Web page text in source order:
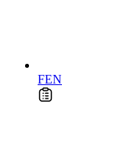
FEN